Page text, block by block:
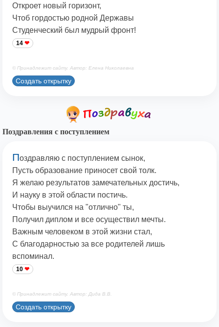
Откроет новый горизонт,
Чтоб гордостью родной Державы
Студенческий был мудрый фронт!
14
© Принадлежит сайту. Автор: Елена Николаевна
Создать открытку
Поздравления с поступлением
Поздравляю с поступлением сынок,
Пусть образование приносет свой толк.
Я желаю результатов замечательных достичь,
И науку в этой области постичь.
Чтобы выучился на "отлично" ты,
Получил диплом и все осуществил мечты.
Важным человеком в этой жизни стал,
С благодарностью за все родителей лишь
вспоминал.
10
© Принадлежит сайту. Автор: Дида В.В.
Создать открытку